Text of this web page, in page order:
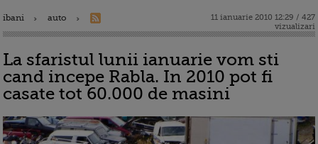
ibani auto
11 ianuarie 2010 12:29 / 427
vizualizari
La sfaristul lunii ianuarie vom sti
cand incepe Rabla. In 2010 pot fi
casate tot 60.000 de masini